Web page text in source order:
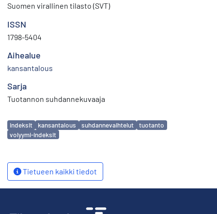
Suomen virallinen tilasto (SVT)
ISSN
1798-5404
Aihealue
kansantalous
Sarja
Tuotannon suhdannekuvaaja
Avainsanat
indeksit kansantalous suhdannevaihtelut
tuotanto
volyymi-indeksit
Tietueen kaikki tiedot